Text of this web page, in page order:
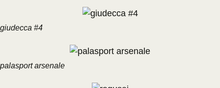
giudecca #4
palasport arsenale